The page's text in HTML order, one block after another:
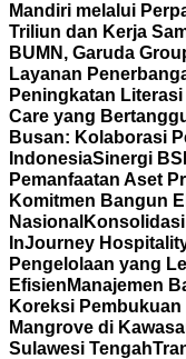
Mandiri melalui
Triliun dan Kerja
BUMN, Garuda
Layanan
Peningkatan
Care yang
Busan: Kolaborasi
IndonesiaSinergi
Pemanfaatan Aset
Komitmen Bangun
Nasional
InJourney
Pengelolaan yang
Efisien Manajemen
Koreksi Pembukuan
Mangrove di
Sulawesi Tengah